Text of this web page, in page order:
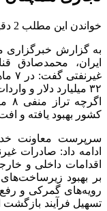
خواندن این مطلب 2 دقیقه زمان میبرد
به گزارش خبرگزاری
ایران، محمدصادق
اگرچه تراز منفی ۸ میلیارد دلار ثبت شده،
کشور بهبود یافته و
سرپرست معاونت
ادامه داد: صادرات
اقدامات داخلی و
بر بهبود زیرساخت‌های
رویه‌های گمرکی و رفع
تسهیل فرآیند بازگشت